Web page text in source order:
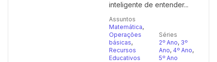
inteligente de entender...
Assuntos
Matemática,
Operações
básicas,
Recursos
Educativos
Séries
2º Ano, 3º
Ano, 4º Ano,
5º Ano